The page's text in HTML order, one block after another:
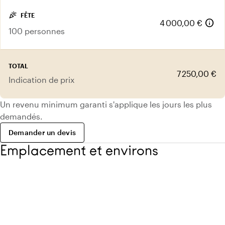
celebration FÊTE
100 personnes
4 000,00 € info
TOTAL
Indication de prix
7 250,00 €
Un revenu minimum garanti s'applique les jours les plus
demandés.
Demander un devis
Emplacement et environs